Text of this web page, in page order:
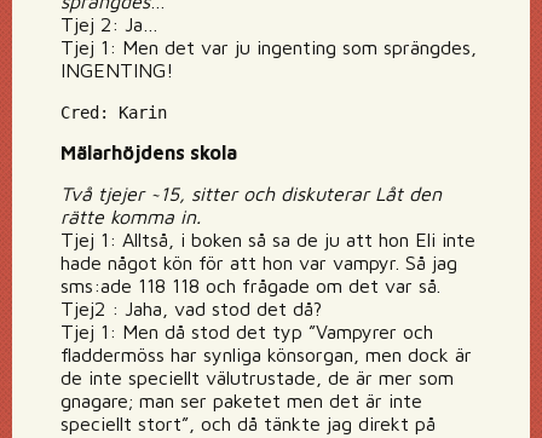
Tjej 2: Ja…
Tjej 1: Men det var ju ingenting som sprängdes,
INGENTING!
Cred: Karin
Mälarhöjdens skola
Två tjejer ~15, sitter och diskuterar Låt den
rätte komma in.
Tjej 1: Alltså, i boken så sa de ju att hon Eli inte
hade något kön för att hon var vampyr. Så jag
sms:ade 118 118 och frågade om det var så.
Tjej2 : Jaha, vad stod det då?
Tjej 1: Men då stod det typ ”Vampyrer och
fladdermöss har synliga könsorgan, men dock är
de inte speciellt välutrustade, de är mer som
gnagare; man ser paketet men det är inte
speciellt stort”, och då tänkte jag direkt på